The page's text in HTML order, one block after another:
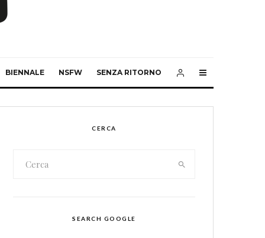
BIENNALE NSFW SENZA RITORNO
CERCA
SEARCH GOOGLE